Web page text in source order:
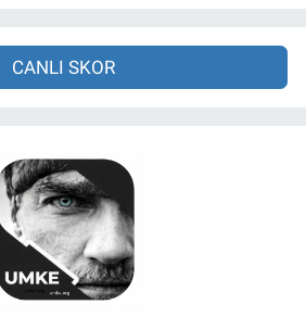
CANLI SKOR